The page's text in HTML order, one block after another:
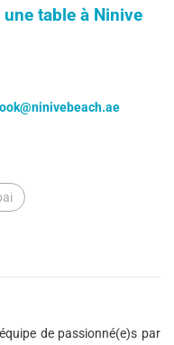
table à Ninive
de passionné(e)s par